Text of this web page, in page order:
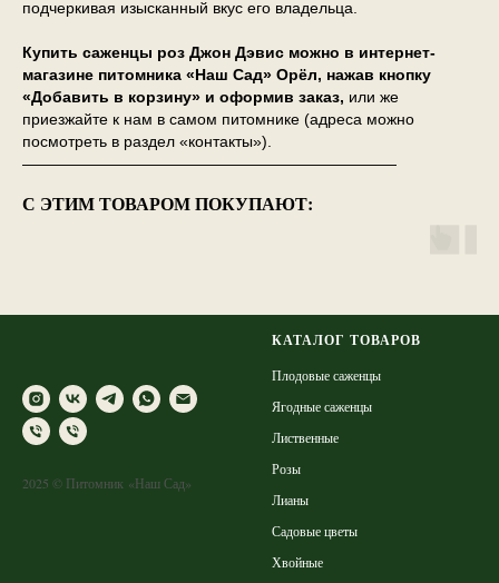
подчеркивая изысканный вкус его владельца.
Купить саженцы роз Джон Дэвис можно в интернет-
магазине питомника «Наш Сад» Орёл, нажав кнопку
«Добавить в корзину» и оформив заказ, или же
приезжайте к нам в самом питомнике (адреса можно
посмотреть в раздел «контакты»).
————————————————————————
С ЭТИМ ТОВАРОМ ПОКУПАЮТ:
2025 © Питомник «Наш Сад»
КАТАЛОГ ТОВАРОВ
Плодовые саженцы
Ягодные саженцы
Лиственные
Розы
Лианы
Садовые цветы
Хвойные